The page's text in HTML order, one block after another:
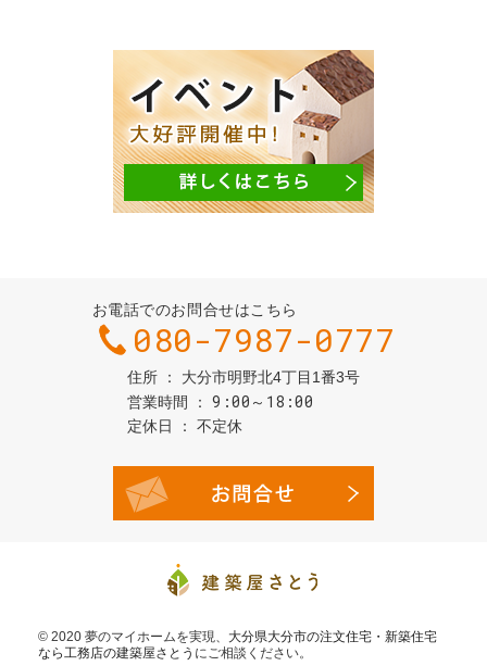
お電話でのお問合せはこちら
080-7987-0777
住所
大分市明野北4丁目1番3号
営業時間
9:00～18:00
定休日 不定休
© 2020 夢のマイホームを実現、 大分県大分市の注文住宅・新築住宅
なら工務店の建築屋さとう にご相談ください。